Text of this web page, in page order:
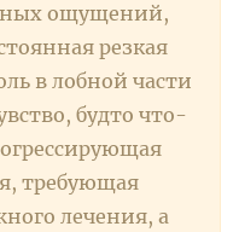
ощущений,
резкая
в лобной части
будто что-
требующая
лечения, а